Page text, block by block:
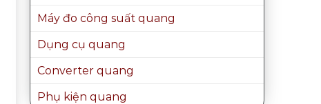
Máy đo công suất quang
Dụng cụ quang
Converter quang
Phụ kiện quang